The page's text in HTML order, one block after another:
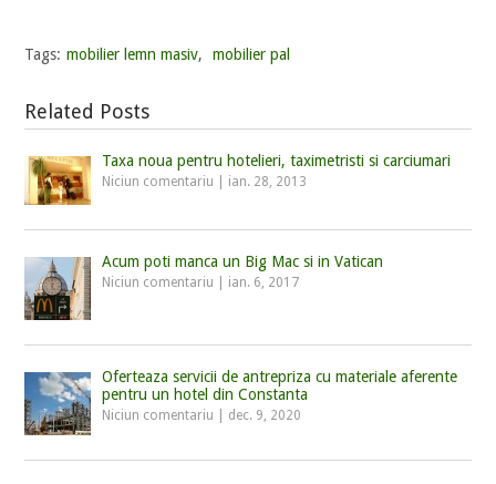
Tags: mobilier lemn masiv, mobilier pal
Related Posts
Taxa noua pentru hotelieri, taximetristi si carciumari
Niciun comentariu ian. 28, 2013
Acum poti manca un Big Mac si in Vatican
Niciun comentariu ian. 6, 2017
Oferteaza servicii de antrepriza cu materiale aferente
pentru un hotel din Constanta
Niciun comentariu dec. 9, 2020